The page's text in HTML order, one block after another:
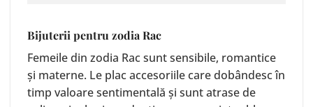
Bijuterii pentru zodia Rac
Femeile din zodia Rac sunt sensibile, romantice
și materne. Le plac accesoriile care dobândesc în
timp valoare sentimentală și sunt atrase de